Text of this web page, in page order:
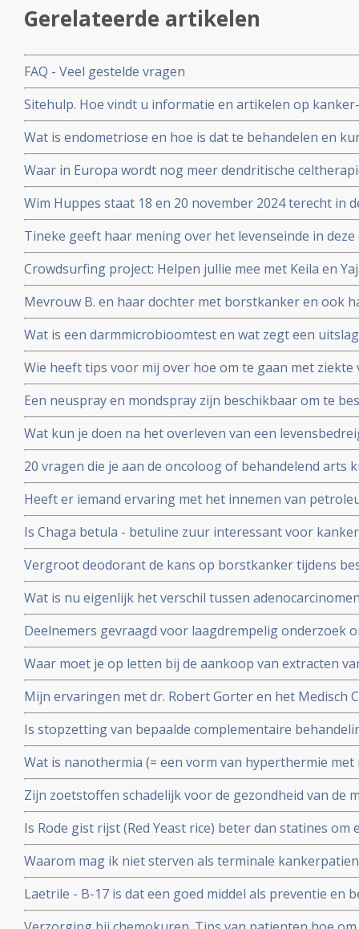
Gerelateerde artikelen
FAQ - Veel gestelde vragen
Sitehulp. Hoe vindt u informatie en artikelen op
Wat is endometriose en hoe is dat te behandelen en
Waar in Europa wordt nog meer dendritische
adressen
Wim Huppes staat 18 en 20 november 2024 terecht in
nabestaanden en 1 overlevende hem hebben
Tineke geeft haar mening over het levenseinde in
Crowdsurfing project: Helpen jullie mee met Keila en
afbouwen van een winkeltje zodat zij in hun eigen
Mevrouw B. en haar dochter met borstkanker en ook
waterstofapparaat. Een ervaringsverslag
Wat is een darmmicrobioomtest en wat zegt een
en gezondheid in het algemeen?
Wie heeft tips voor mij over hoe om te gaan met ziekte
wil zware chemo geven. Is er een alternatief?
Een neuspray en mondspray zijn beschikbaar om te
coronavirus - Covid-19. Te bestellen voor slechts 26
persoon.
Wat kun je doen na het overleven van een
20 vragen die je aan de oncoloog of behandelend arts
een recidief van kanker. Samengesteld door Kees
Heeft er iemand ervaring met het innemen van
Is Chaga betula - betuline zuur interessant voor
Vergroot deodorant de kans op borstkanker tijdens
studies bewijzen van niet. Deodorant is veilig te
Valstar.
Wat is nu eigenlijk het verschil tussen
basaalcelcarcinomen, sarcomen en blastomen?
Deelnemers gevraagd voor laagdrempelig onderzoek
door KEFIR plus BIEST (Bovine - Colostrum) te maken
Waar moet je op letten bij de aankoop van extracten
Hier wat richtlijnen
Mijn ervaringen met dr. Robert Gorter en het Medisch
waarschuwing
Is stopzetting van bepaalde complementaire
ziektekostenverzekeraars terecht of een
koste van patienten?
Wat is nanothermia (= een vorm van hyperthermie
mensen die hier ervaring mee hebben?
Zijn zoetstoffen schadelijk voor de gezondheid van de
aantasting van darmflora door bepaalde zoetstoffen.
Is Rode gist rijst (Red Yeast rice) beter dan statines
Arts-bioloog Engelbert Valstar analyseert aan de hand
Yeast Rice aanbevelen
Waarom mag ik niet sterven als terminale
Laetrile - B-17 is dat een goed middel als preventie en